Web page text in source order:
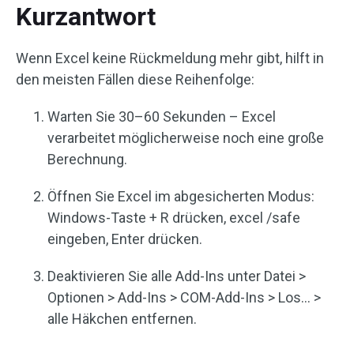
Kurzantwort
Wenn Excel keine Rückmeldung mehr gibt, hilft in
den meisten Fällen diese Reihenfolge:
Warten Sie 30–60 Sekunden – Excel
verarbeitet möglicherweise noch eine große
Berechnung.
Öffnen Sie Excel im abgesicherten Modus:
Windows-Taste + R drücken, excel /safe
eingeben, Enter drücken.
Deaktivieren Sie alle Add-Ins unter Datei >
Optionen > Add-Ins > COM-Add-Ins > Los… >
alle Häkchen entfernen.